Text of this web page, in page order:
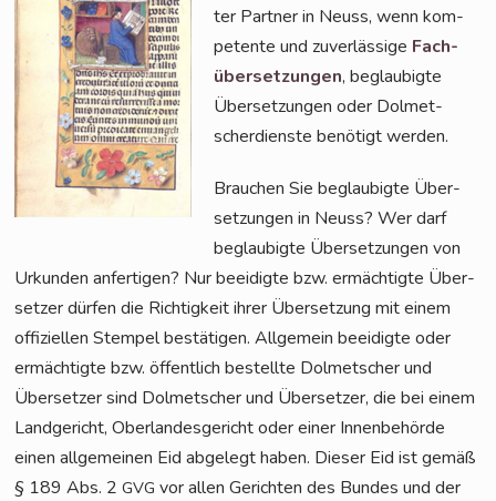
ter Part­ner in Neuss, wenn kom­
pe­ten­te und zuver­läs­si­ge Fach­
über­set­zun­gen, beglau­big­te
Über­set­zun­gen oder Dol­met­
scher­diens­te benö­tigt werden.
Brau­chen Sie beglau­big­te Über­
set­zun­gen in Neuss? Wer darf
beglau­big­te Über­set­zun­gen von
Urkun­den anfer­ti­gen? Nur beei­dig­te bzw. ermäch­tig­te Über­
set­zer dür­fen die Rich­tig­keit ihrer Über­set­zung mit einem
offi­zi­el­len Stem­pel bestä­ti­gen. All­ge­mein beei­dig­te oder
ermäch­tig­te bzw. öffent­lich bestell­te Dol­met­scher und
Über­set­zer sind Dol­met­scher und Über­set­zer, die bei einem
Land­ge­richt, Ober­lan­des­ge­richt oder einer Innen­be­hör­de
einen all­ge­mei­nen Eid abge­legt haben. Die­ser Eid ist gemäß
§ 189 Abs. 2GVG vor allen Gerich­ten des Bun­des und der